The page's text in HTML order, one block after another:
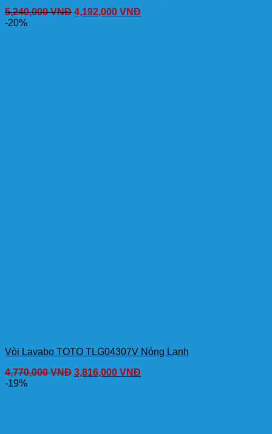
5,240,000VNĐ 4,192,000 VNĐ
-20%
Vòi Lavabo TOTO TLG04307V Nóng Lạnh
4,770,000VNĐ 3,816,000 VNĐ
-19%